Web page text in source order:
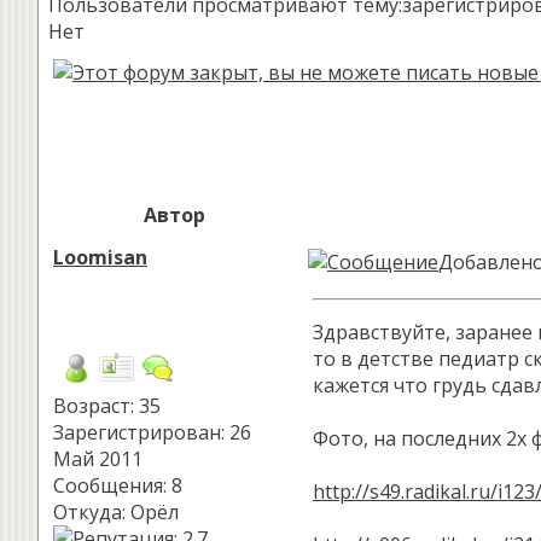
Нет
Автор
Loomisan
Возраст: 35
Зарегистрирован: 26
Май 2011
Сообщения: 8
Откуда: Орёл
Здравствуйте,
то в детстве педиатр
кажется что грудь
Фото, на последних 2х
http://s49.radikal.ru/